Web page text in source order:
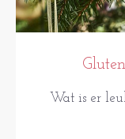
Wat is er